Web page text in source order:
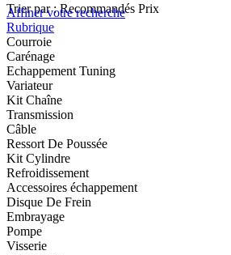
Trier par : Recommandés Prix
Affiner votre recherche
Rubrique
Courroie
Carénage
Echappement Tuning
Variateur
Kit Chaîne
Transmission
Câble
Ressort De Poussée
Kit Cylindre
Refroidissement
Accessoires échappement
Disque De Frein
Embrayage
Pompe
Visserie